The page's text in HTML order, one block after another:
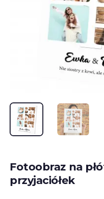
Fotoobraz na
przyjaciółek